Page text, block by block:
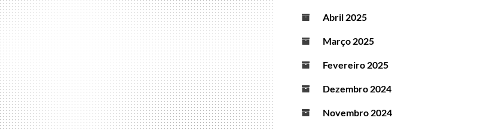
Abril 2025
Março 2025
Fevereiro 2025
Dezembro 2024
Novembro 2024